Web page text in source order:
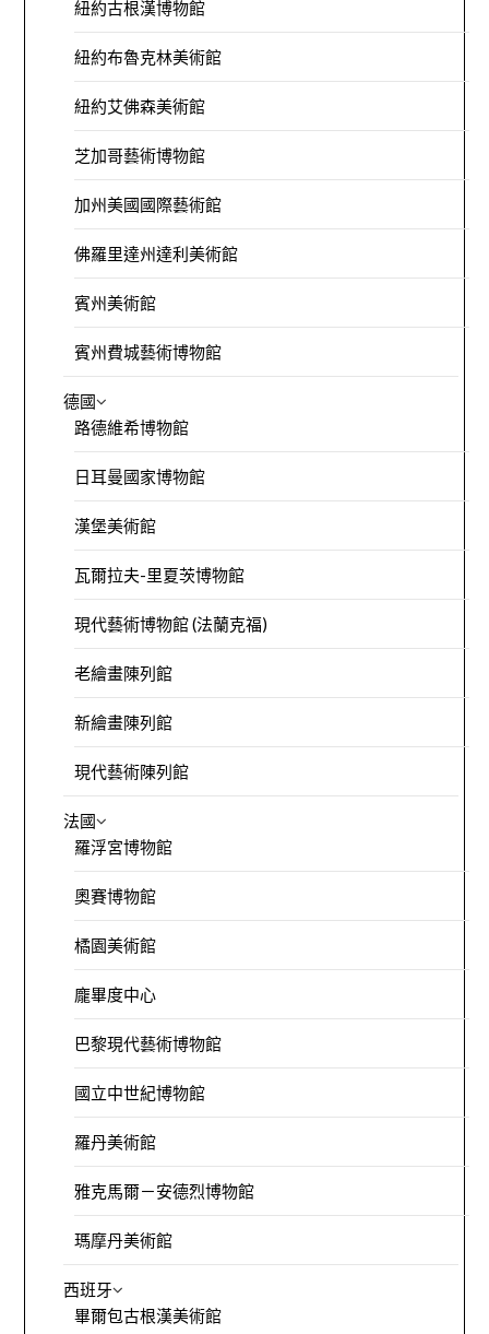
紐約古根漢博物館
紐約布魯克林美術館
紐約艾佛森美術館
芝加哥藝術博物館
加州美國國際藝術館
佛羅里達州達利美術館
賓州美術館
賓州費城藝術博物館
德國
路德維希博物館
日耳曼國家博物館
漢堡美術館
瓦爾拉夫-里夏茨博物館
現代藝術博物館 (法蘭克福)
老繪畫陳列館
新繪畫陳列館
現代藝術陳列館
法國
羅浮宮博物館
奧賽博物館
橘園美術館
龐畢度中心
巴黎現代藝術博物館
國立中世紀博物館
羅丹美術館
雅克馬爾－安德烈博物館
瑪摩丹美術館
西班牙
畢爾包古根漢美術館